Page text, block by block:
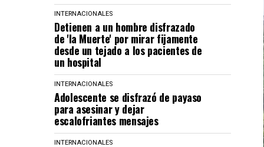
INTERNACIONALES
Detienen a un hombre disfrazado
de 'la Muerte' por mirar fijamente
desde un tejado a los pacientes de
un hospital
INTERNACIONALES
Adolescente se disfrazó de payaso
para asesinar y dejar
escalofriantes mensajes
INTERNACIONALES